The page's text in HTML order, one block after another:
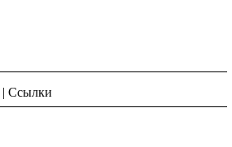
| Ссылки